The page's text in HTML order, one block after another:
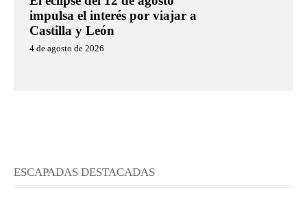
impulsa el interés por viajar a
Castilla y León
4 de agosto de 2026
ESCAPADAS DESTACADAS